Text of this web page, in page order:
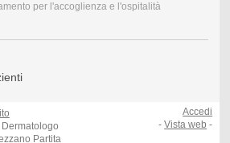
per l'accoglienza e l'ospitalità
Partita
Accedi
-Vista web -